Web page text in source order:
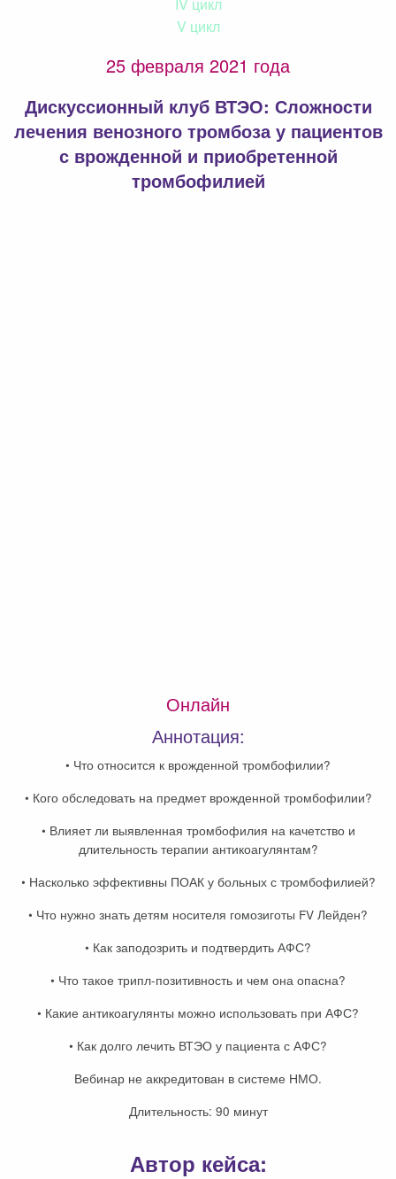
V цикл
25 февраля 2021 года
Дискуссионный клуб ВТЭО: Сложности
лечения венозного тромбоза у пациентов
с врожденной и приобретенной
тромбофилией
Онлайн
Аннотация:
• Что относится к врожденной тромбофилии?
• Кого обследовать на предмет врожденной тромбофилии?
• Влияет ли выявленная тромбофилия на качетство и
длительность терапии антикоагулянтам?
• Насколько эффективны ПОАК у больных с тромбофилией?
• Что нужно знать детям носителя гомозиготы FV Лейден?
• Как заподозрить и подтвердить АФС?
• Что такое трипл-позитивность и чем она опасна?
• Какие антикоагулянты можно использовать при АФС?
• Как долго лечить ВТЭО у пациента с АФС?
Вебинар не аккредитован в системе НМО.
Длительность: 90 минут
Автор кейса: